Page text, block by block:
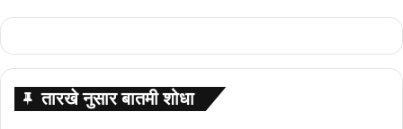
तारखे नुसार बातमी शोधा